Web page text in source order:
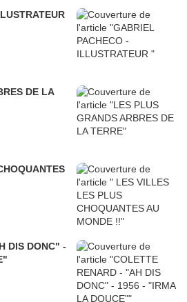
DE LA
DIS DONC" -